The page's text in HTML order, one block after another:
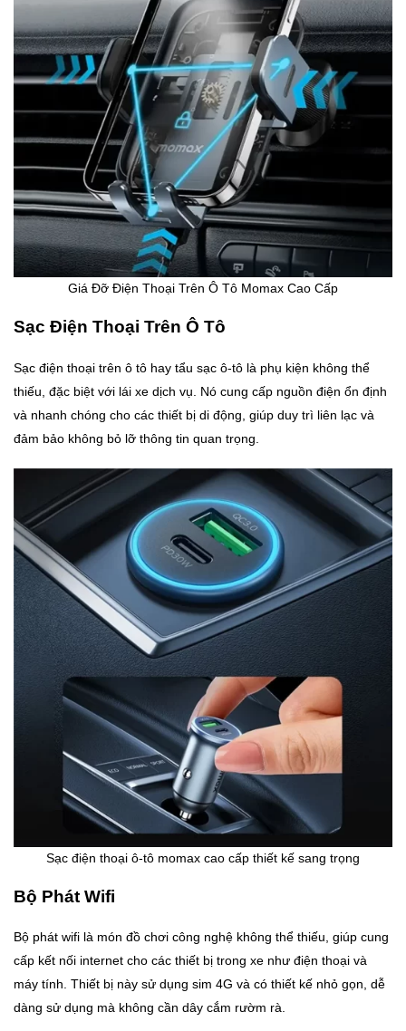
Giá Đỡ Điện Thoại Trên Ô Tô Momax Cao Cấp
Sạc Điện Thoại Trên Ô Tô
Sạc điện thoại trên ô tô hay tẩu sạc ô-tô là phụ kiện không thể
thiếu, đặc biệt với lái xe dịch vụ. Nó cung cấp nguồn điện ổn định
và nhanh chóng cho các thiết bị di động, giúp duy trì liên lạc và
đảm bảo không bỏ lỡ thông tin quan trọng.
Sạc điện thoại ô-tô momax cao cấp thiết kế sang trọng
Bộ Phát Wifi
Bộ phát wifi là món đồ chơi công nghệ không thể thiếu, giúp cung
cấp kết nối internet cho các thiết bị trong xe như điện thoại và
máy tính. Thiết bị này sử dụng sim 4G và có thiết kế nhỏ gọn, dễ
dàng sử dụng mà không cần dây cắm rườm rà.